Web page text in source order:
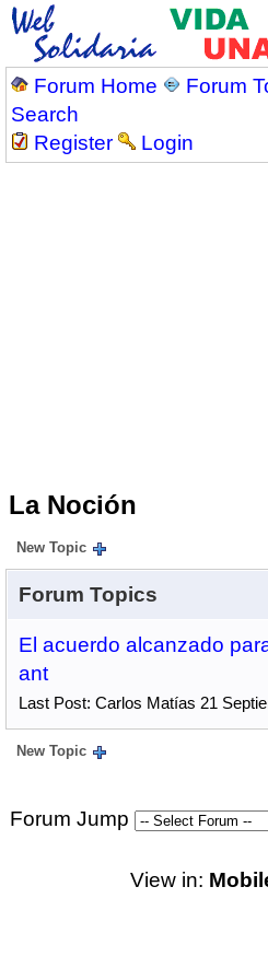
Forum Home Forum
Search
Register
Login
La Noción
New Topic
Forum Topics
El acuerdo alcanzado
ant
Last Post: Carlos Matías 21
New Topic
Forum Jump
View in: